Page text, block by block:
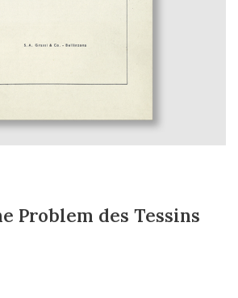
Problem des Tessins